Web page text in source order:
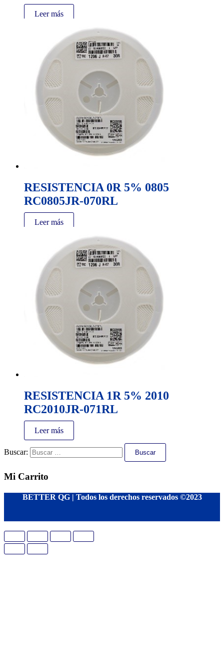
Leer más
RESISTENCIA 0R 5% 0805
RC0805JR-070RL
Leer más
RESISTENCIA 1R 5% 2010
RC2010JR-071RL
Leer más
Buscar:
Mi Carrito
BETTER QG | Todos los derechos reservados ©2023